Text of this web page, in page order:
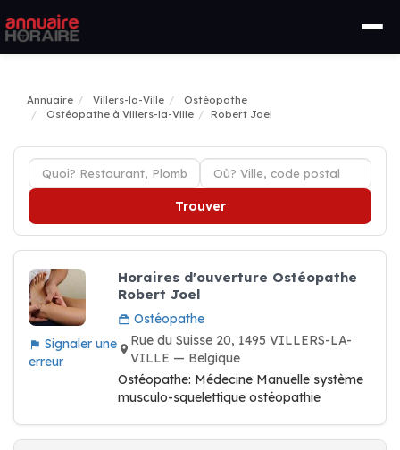
Annuaire Villers-la-Ville
Ostéopathe
Ostéopathe à Villers-la-Ville
Robert Joel
Trouver
Signaler une
erreur
Horaires d'ouverture Ostéopathe
Robert Joel
Ostéopathe
Rue du Suisse 20, 1495 VILLERS-LA-
VILLE — Belgique
Ostéopathe: Médecine Manuelle système
musculo-squelettique ostéopathie